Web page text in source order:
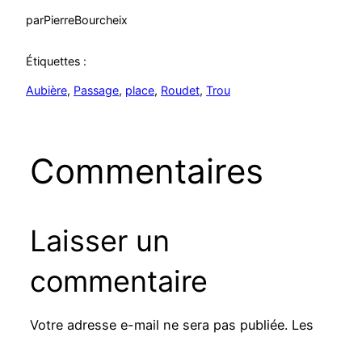
parPierreBourcheix
Étiquettes :
Aubière, Passage, place, Roudet, Trou
Commentaires
Laisser un
commentaire
Votre adresse e-mail ne sera pas publiée. Les